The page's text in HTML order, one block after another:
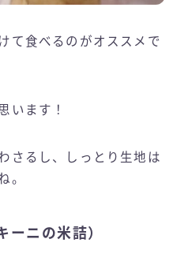
て食べるのがオススメで
います！
さるし、しっとり生地は
。
ーニの米詰）